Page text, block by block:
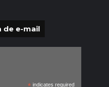
de e-mail
indicates required